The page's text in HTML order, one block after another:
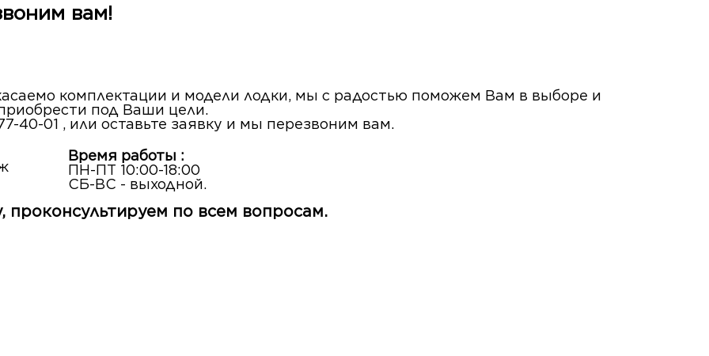
вам!
комплектации и модели лодки, мы с радостью поможем Вам в выборе и
под Ваши цели.
40-01 , или оставьте заявку и мы перезвоним вам.
Время работы :
ПН-ПТ 10:00-18:00
СБ-ВС - выходной.
проконсультируем по всем вопросам.